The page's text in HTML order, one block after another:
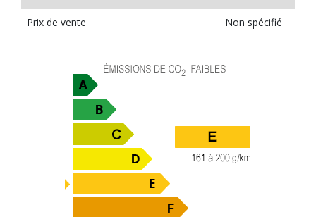
Prix de vente
Non spécifié